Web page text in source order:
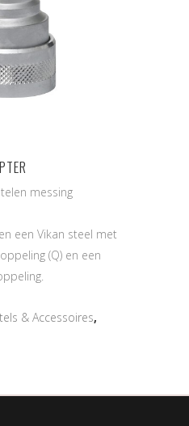
messing
een Vikan steel met
(Q) en een
& Accessoires,